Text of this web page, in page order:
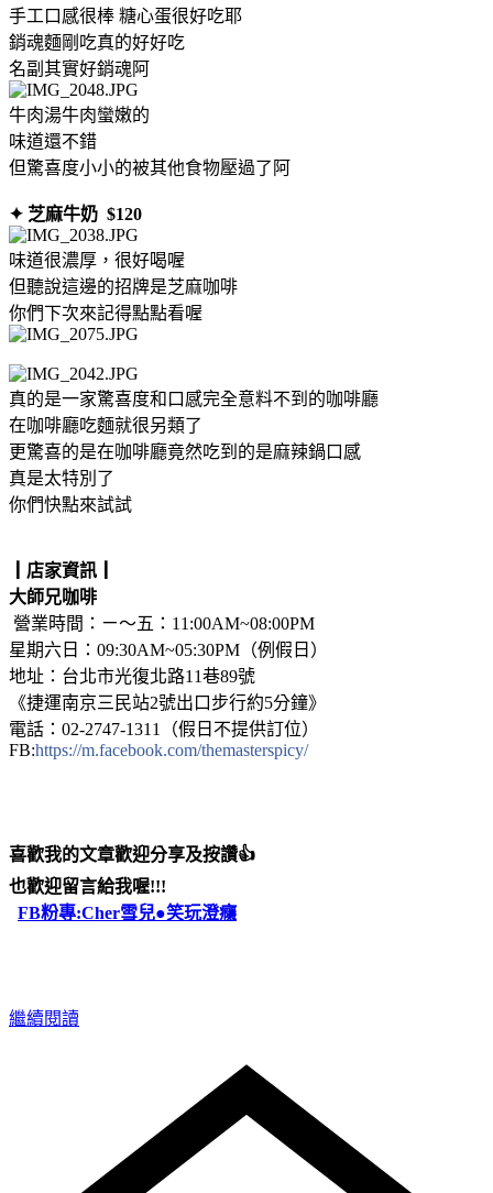
手工口感很棒 糖心蛋很好吃耶
銷魂麵剛吃真的好好吃
名副其實好銷魂阿
牛肉湯牛肉蠻嫩的
味道還不錯
但驚喜度小小的被其他食物壓過了阿
✦ 芝麻牛奶 $120
味道很濃厚，很好喝喔
但聽說這邊的招牌是芝麻咖啡
你們下次來記得點點看喔
真的是一家驚喜度和口感完全意料不到的咖啡廳
在咖啡廳吃麵就很另類了
更驚喜的是在咖啡廳竟然吃到的是麻辣鍋口感
真是太特別了
你們快點來試試
┃店家資訊┃
大師兄咖啡
營業時間：ㄧ～五：11:00AM~08:00PM
星期六日：09:30AM~05:30PM（例假日）
地址：台北市光復北路11巷89號
《捷運南京三民站2號出口步行約5分鐘》
電話：02-2747-1311（假日不提供訂位）
FB:https://m.facebook.com/themasterspicy/
喜歡我的文章歡迎分享及按讚👍
也歡迎留言給我喔!!!
FB粉專:Cher雪兒●笑玩澄癮
繼續閱讀